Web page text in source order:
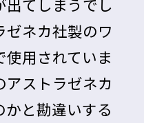
出てしまうでし
ゼネカ社製のワ
用されていま
ストラゼネカ
と勘違いする